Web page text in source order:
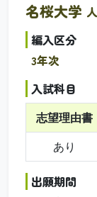
名桜大学
編入区分
3年次
入試科目
志望理由書
あり
出願期間